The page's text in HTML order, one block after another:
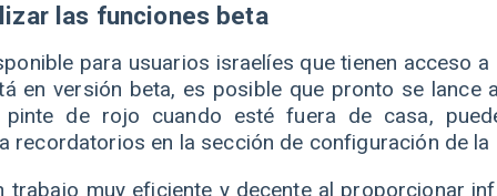
las funciones beta
para usuarios israelíes que tienen acceso a
en versión beta, es posible que pronto se lance
de rojo cuando esté fuera de casa,
recordatorios en la sección de configuración de la
trabajo muy eficiente y decente al proporcionar